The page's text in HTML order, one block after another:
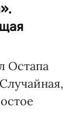
Остапа